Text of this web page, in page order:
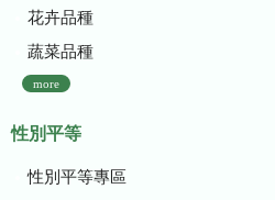
花卉品種
蔬菜品種
more
性別平等
性別平等專區